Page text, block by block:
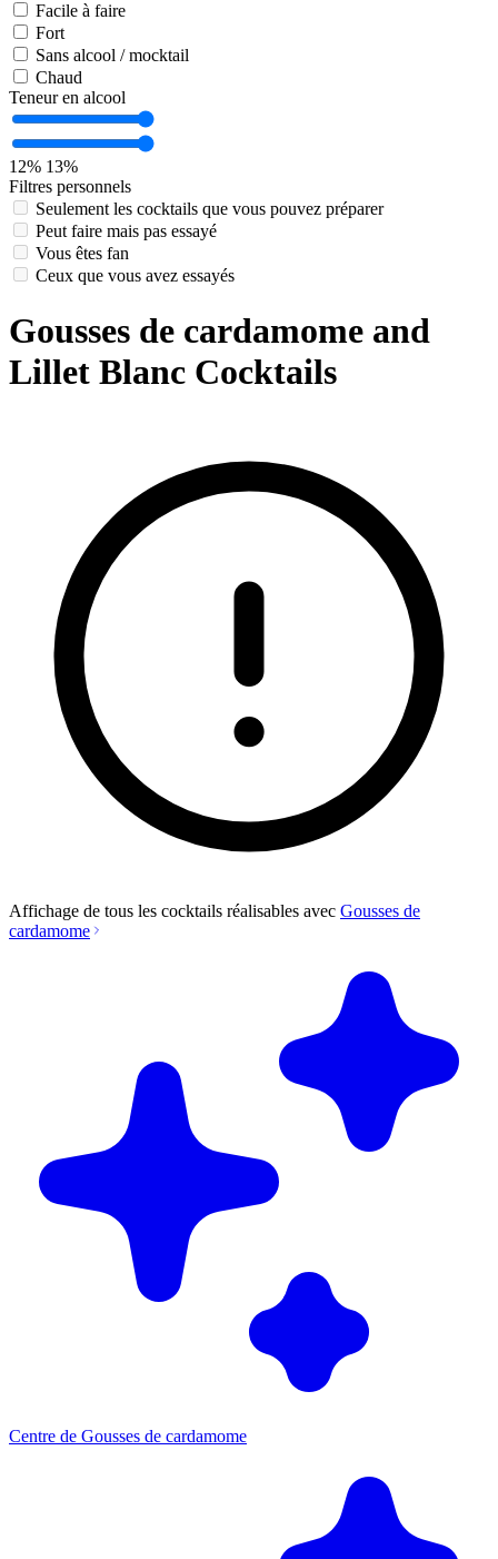
Facile à faire
Fort
Sans alcool / mocktail
Chaud
Teneur en alcool
12% 13%
Filtres personnels
Seulement les cocktails que vous pouvez préparer
Peut faire mais pas essayé
Vous êtes fan
Ceux que vous avez essayés
Gousses de cardamome and
Lillet Blanc Cocktails
Affichage de tous les cocktails réalisables avec Gousses de
cardamome
Centre de Gousses de cardamome